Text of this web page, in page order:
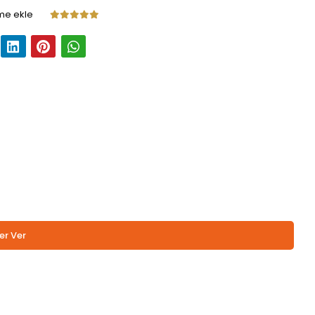
ekle
Ver